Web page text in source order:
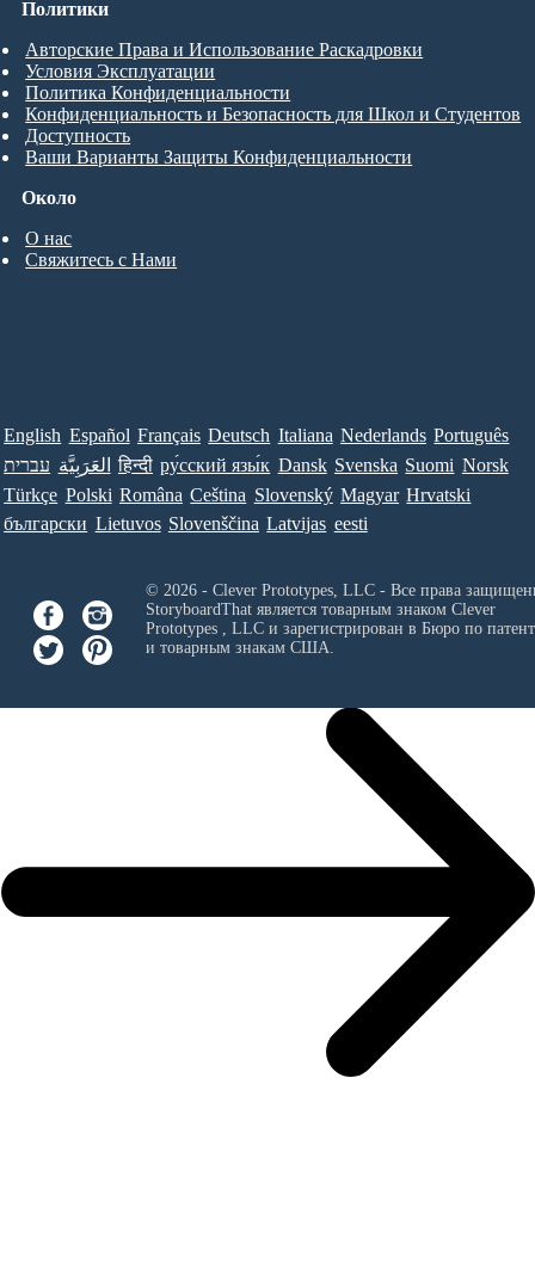
Около
О нас
Свяжитесь с Нами
Политики
Авторские Права и Использование Раскадровки
Условия Эксплуатации
Политика Конфиденциальности
Конфиденциальность и Безопасность для Школ и Студентов
Доступность
Ваши Варианты Защиты Конфиденциальности
English Español Français Deutsch Italiana Nederlands Português
עברית العَرَبِيَّة हिन्दी ру́сский язы́к Dansk Svenska Suomi Norsk
Türkçe Polski Româna Ceština Slovenský Magyar Hrvatski
български Lietuvos Slovenščina Latvijas eesti
© 2026 - Clever Prototypes, LLC - Все права
StoryboardThat является товарным знаком Clever
Prototypes , LLCи зарегистрирован в Бюро по
и товарным знакам США.